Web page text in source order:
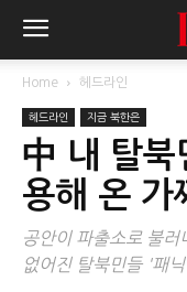
Home 헤드라인
헤드라인 지금 북한은
中 내 탈
용해 온 가
공안이 파출소로 불
없어진 탈북민들 '패